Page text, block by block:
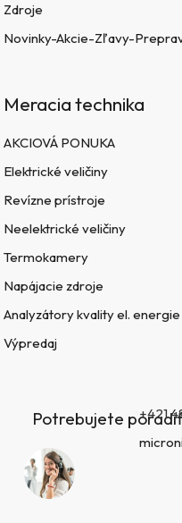
Zdroje
Novinky-Akcie-Zľavy-
Meracia technika
AKCIOVÁ PONUKA
Elektrické veličiny
Revízne prístroje
Neelektrické veličiny
Termokamery
Napájacie zdroje
Analyzátory kvality el. energie
Výpredaj
Potrebujete
+421